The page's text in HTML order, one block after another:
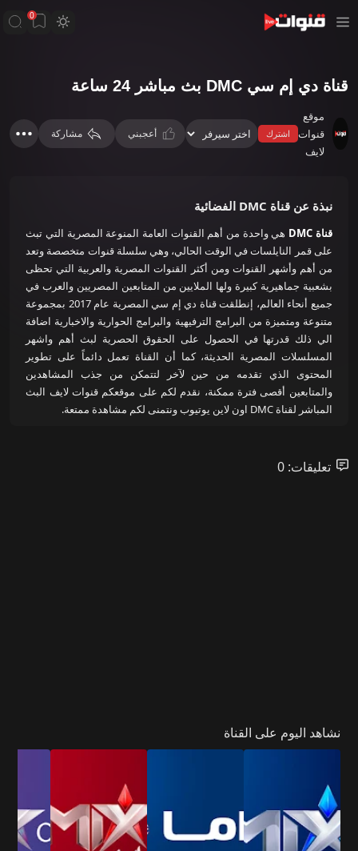
0
قناة دي إم سي DMC بث مباشر 24 ساعة
موقع
قنوات
لايف
اشترك أعجبني مشاركة
نبذة عن قناة DMC الفضائية
قناة DMC
هي واحدة من أهم القنوات العامة المنوعة المصرية التي تبث
على قمر النايلسات في الوقت الحالي، وهي سلسلة قنوات متخصصة وتعد
من أهم وأشهر القنوات ومن أكثر القنوات المصرية والعربية التي تحظى
بشعبية جماهيرية كبيرة ولها الملايين من المتابعين المصريين والعرب في
جميع أنحاء العالم، إنطلقت قناة دي إم سي المصرية عام 2017 بمجموعة
متنوعة ومتميزة من البرامج الترفيهية والبرامج الحوارية والاخبارية اضافة
الي ذلك قدرتها في الحصول على الحقوق الحصرية لبث أهم واشهر
المسلسلات المصرية الحديثة، كما أن القناة تعمل دائماً على تطوير
المحتوى الذي تقدمه من حين لآخر لتتمكن من جذب المشاهدين
والمتابعين أقصى فترة ممكنة، نقدم لكم على موقعكم قنوات لايف البث
المباشر لقناة DMC اون لاين يوتيوب ونتمنى لكم مشاهدة ممتعة.
تعليقات: 0